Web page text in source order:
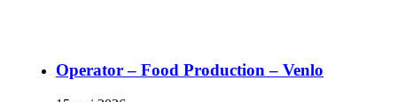
Operator – Food Production – Venlo